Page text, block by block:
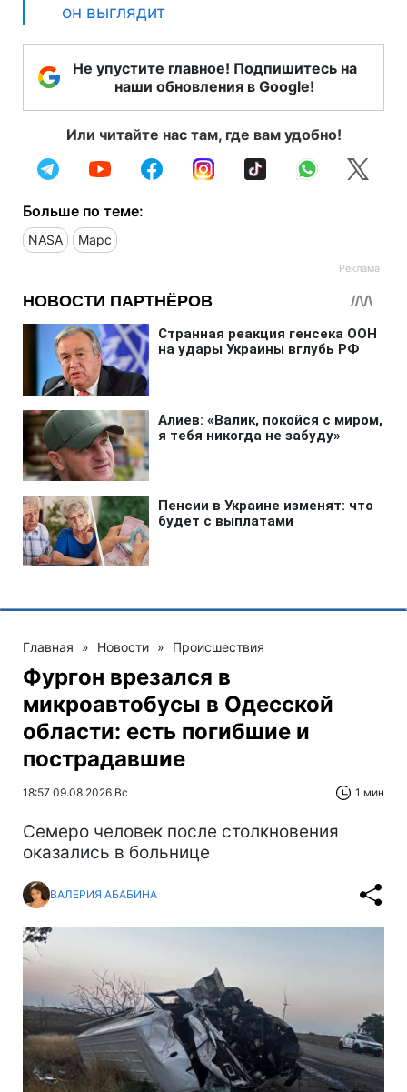
он выглядит
Не упустите главное! Подпишитесь на
наши обновления в Google!
Или читайте нас там, где вам удобно!
Больше по теме:
NASA Марс
Главная » Новости » Происшествия
Фургон врезался в
микроавтобусы в Одесской
области: есть погибшие и
пострадавшие
18:57 09.08.2026 Вс 1 мин
Cемеро человек после столкновения
оказались в больнице
ВАЛЕРИЯ АБАБИНА